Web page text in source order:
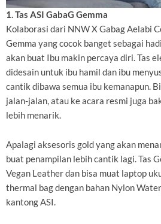
1. Tas ASI GabaG Gemma
Kolaborasi dari NNW X Gabag Aelabi
Gemma yang cocok banget sebagai
akan buat Ibu makin percaya diri. Tas
didesain untuk ibu hamil dan ibu
cantik dibawa semua ibu kemanapun.
jalan-jalan, atau ke acara resmi juga
lebih menarik.
Apalagi aksesoris gold yang akan
buat penampilan lebih cantik lagi. Tas
Vegan Leather dan bisa muat laptop
thermal bag dengan bahan Nylon
kantong ASI.